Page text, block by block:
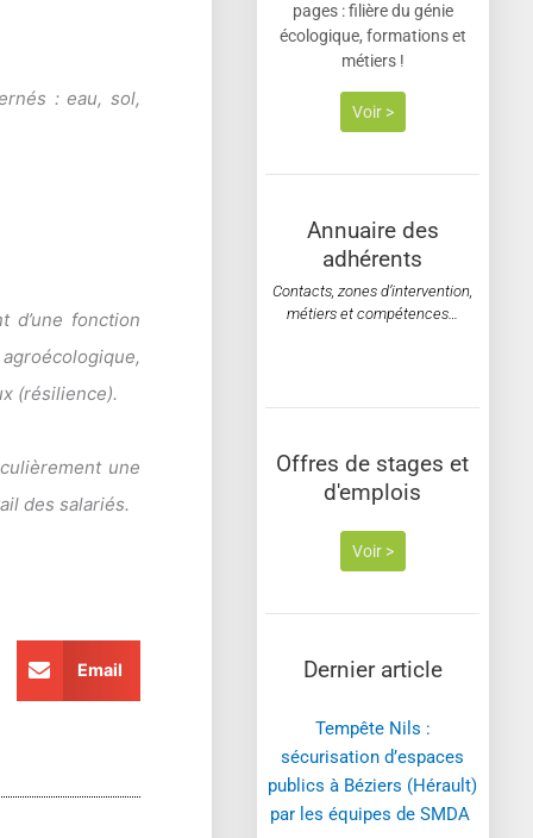
: eau, sol,
d’une fonction
(résilience).
une
des salariés.
Email
pages : filière du génie
écologique, formations et
métiers !
Voir >
Annuaire des
adhérents
Contacts, zones d’intervention,
métiers et compétences…
Offres de stages et
d'emplois
Voir >
Dernier article
Tempête Nils :
sécurisation d’espaces
publics à Béziers (Hérault)
par les équipes de SMDA ​